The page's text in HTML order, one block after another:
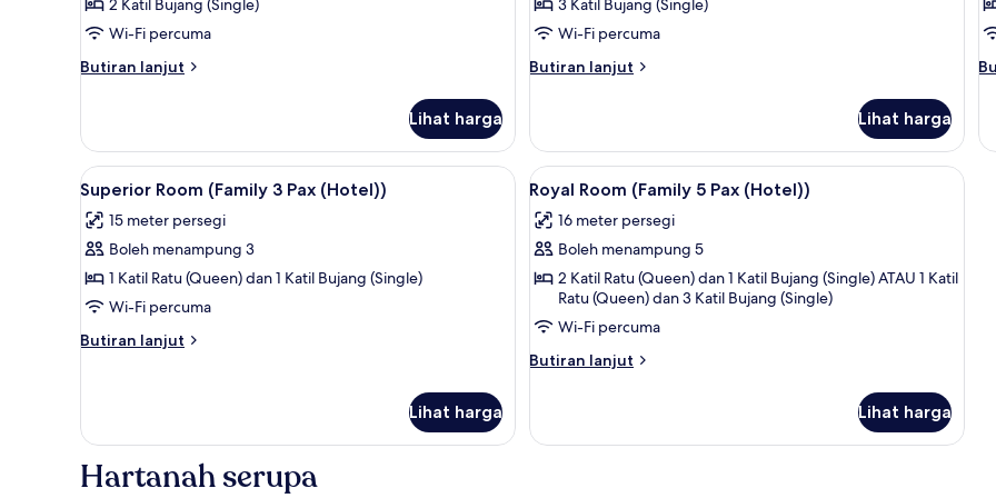
Deluxe
Twin
Room
(2
(Hotel))
2 Katil Bujang (Single)
Wi-Fi percuma
Butiran lanjut
Butiran
Twin
Room
(2
Pax
(Hotel))
Lihat harga
Triple
Room
(Single
3
(Hotel))
3 Katil Bujang (Single)
Wi-Fi percuma
Butiran lanjut
Butiran
Room
(Single
3
Pax
(Hotel))
Lihat harga
4
Lihat
semua
foto
untuk
Superior
Room
(Family
3
Superior Room (Family 3 Pax (Hotel)) | Cadar kapas Mesir, peralatan tempat tidur premium, gebar bulu kapas
5
Superior Room (Family 3 Pax (Hotel))
15 meter persegi
Boleh menampung 3
1 Katil Ratu (Queen) dan 1 Katil Bujang (Single)
Wi-Fi percuma
Butiran lanjut
Butiran
(Family
Pax
Lihat harga
Lihat
semua
foto
untuk
Royal
Room
(Family
5
Royal Room (Family 5 Pax (Hotel)) |
5
Royal Room (Family 5 Pax (Hotel))
16 meter persegi
Boleh menampung 5
2 Katil Ratu (Queen) dan 1 Katil Bujang (Single) ATAU 1 Katil
Ratu (Queen) dan 3 Katil Bujang (Single)
Wi-Fi percuma
Butiran lanjut
Butiran
Room
Lihat harga
Hartanah serupa